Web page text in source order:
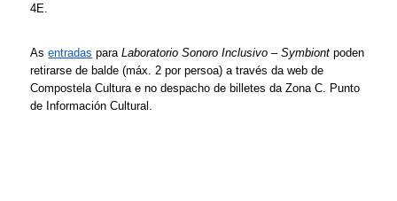
4E.
As entradas para Laboratorio Sonoro Inclusivo – Symbiont poden
retirarse de balde (máx. 2 por persoa) a través da web de
Compostela Cultura e no despacho de billetes da Zona C. Punto
de Información Cultural.